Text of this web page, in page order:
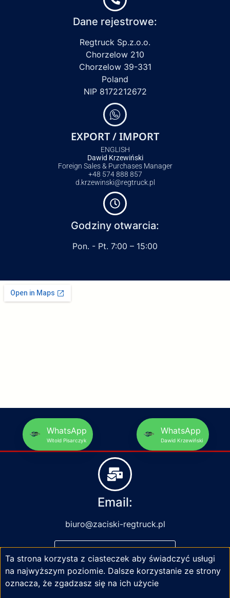
Dane rejestrowe:
Regtruck Sp.z.o.o.
Chorzelow 210
Chorzelow 39-331
Poland
NIP 8172212672
EXPORT / IMPORT
ENGLISH
Dawid Krzewiński
Foreign Sales & Purchases Manager
+48 574 888 857
d.krzewinski@regtruck.pl
Godziny otwarcia:
Pon. - Pt. 7:00 – 15:00
WhatsApp
Witold Pisarczyk
WhatsApp
Dawid Krzewiński
Email:
biuro@zaciski-regtruck.pl
NAPISZ DO NAS
Ta strona korzysta z ciasteczek aby świadczyć usługi
na najwyższym poziomie. Dalsze korzystanie ze strony
oznacza, że zgadzasz się na ich użycie